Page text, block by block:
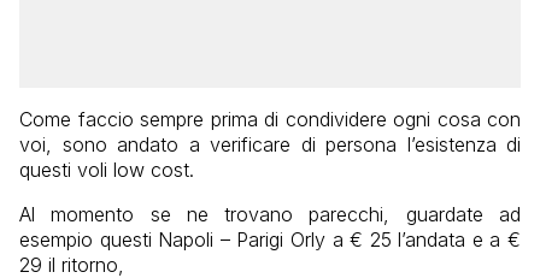
Come faccio sempre prima di condividere ogni cosa con
voi, sono andato a verificare di persona l’esistenza di
questi voli low cost.
Al momento se ne trovano parecchi, guardate ad
esempio questi Napoli – Parigi Orly a € 25 l’andata e a €
29 il ritorno,